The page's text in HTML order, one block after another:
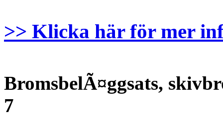
>> Klicka här för mer
BromsbelÃ¤ggsats,
7